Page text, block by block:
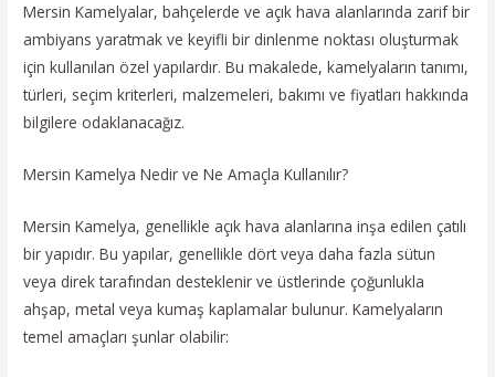
Mersin Kamelyalar, bahçelerde ve açık hava alanlarında zarif bir
ambiyans yaratmak ve keyifli bir dinlenme noktası oluşturmak
için kullanılan özel yapılardır. Bu makalede, kamelyaların tanımı,
türleri, seçim kriterleri, malzemeleri, bakımı ve fiyatları hakkında
bilgilere odaklanacağız.
Mersin Kamelya Nedir ve Ne Amaçla Kullanılır?
Mersin Kamelya, genellikle açık hava alanlarına inşa edilen çatılı
bir yapıdır. Bu yapılar, genellikle dört veya daha fazla sütun
veya direk tarafından desteklenir ve üstlerinde çoğunlukla
ahşap, metal veya kumaş kaplamalar bulunur. Kamelyaların
temel amaçları şunlar olabilir: